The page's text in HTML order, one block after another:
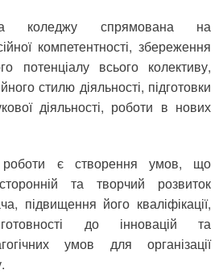
коледжу спрямована на
компетентності, збереження
потенціалу всього колективу,
стилю діяльності, підготовки
діяльності, роботи в нових
роботи є створення умов, що
та творчий розвиток
підвищення його кваліфікації,
готовності до інновацій та
умов для організації